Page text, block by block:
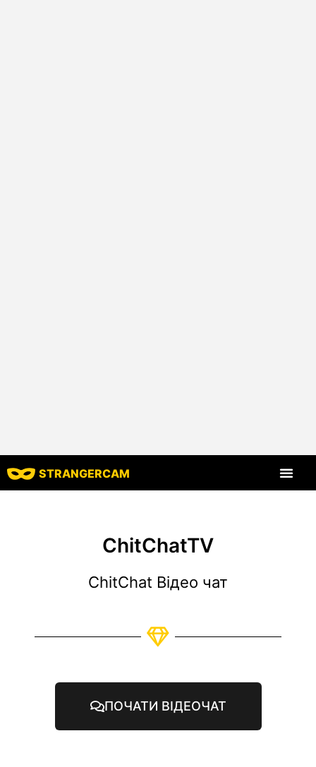
STRANGERCAM
ChitChatTV
ChitChat Відео чат
ПОЧАТИ ВІДЕОЧАТ